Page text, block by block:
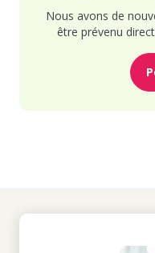
Nous avons de
être prévenu